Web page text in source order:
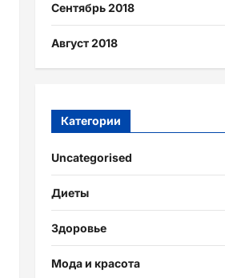
Сентябрь 2018
Август 2018
Категории
Uncategorised
Диеты
Здоровье
Мода и красота